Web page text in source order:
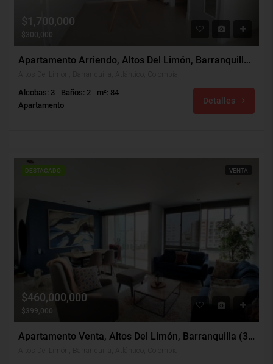
$1,700,000
$300,000
Apartamento Arriendo, Altos Del Limón, Barranquilla (30507)
Alcobas: 3 Baños: 2
m²: 84
Apartamento
Detalles
DESTACADO VENTA
$460,000,000
$399,000
Apartamento Venta, Altos Del Limón, Barranquilla (30388)